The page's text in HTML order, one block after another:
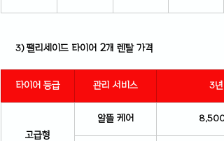
3) 팰리세이드 타이어 2개 렌탈 가격
타이어 등급 관리 서비스 3년
고급형
알뜰 케어 8,500